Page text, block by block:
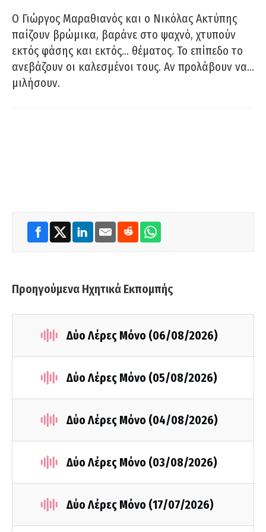
Ο Γιώργος Μαραθιανός και ο Νικόλας Ακτύπης
παίζουν βρώμικα, βαράνε στο ψαχνό, χτυπούν
εκτός φάσης και εκτός… θέματος. Το επίπεδο το
ανεβάζουν οι καλεσμένοι τους. Αν προλάβουν να…
μιλήσουν.
Προηγούμενα Ηχητικά Εκπομπής
Δύο Λέρες Μόνο (06/08/2026)
Δύο Λέρες Μόνο (05/08/2026)
Δύο Λέρες Μόνο (04/08/2026)
Δύο Λέρες Μόνο (03/08/2026)
Δύο Λέρες Μόνο (17/07/2026)